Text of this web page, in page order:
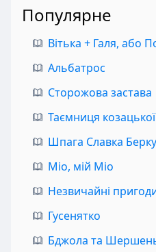
Популярне
Альбатрос
Сторожова застава
Таємниця
Шпага Славка
Міо, мій Міо
Незвичайні
Гусенятко
Бджола та